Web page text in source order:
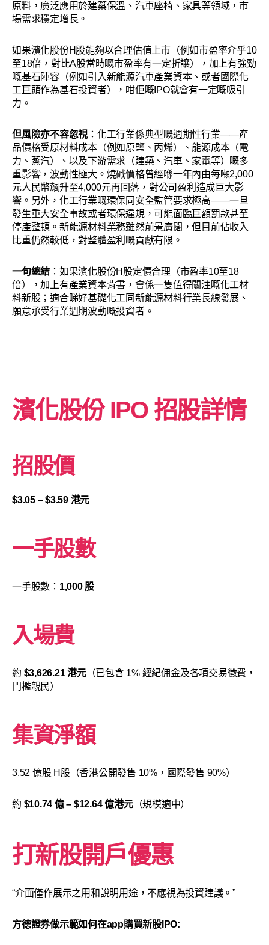
原料，廣泛應用於建築保溫、汽車座椅、家具等領域，市
場需求穩定增長。
如果濱化股份H股能夠以合理估值上市（例如市盈率介乎10
至18倍，對比A股當時嘅市盈率有一定折讓），加上有強勁
嘅基石陣容（例如引入新能源汽車產業資本、或者國際化
工巨頭作為基石投資者），咁佢嘅IPO就會有一定嘅吸引
力。
但風險亦不容忽視 ：化工行業係典型嘅週期性行業——產
品價格受原材料成本（例如原鹽、丙烯）、能源成本（電
力、蒸汽）、以及下游需求（建築、汽車、家電等）嘅多
重影響，波動性極大。燒碱價格曾經喺一年內由每噸2,000
元人民幣飆升至4,000元再回落，對公司盈利造成巨大影
響。另外，化工行業嘅環保同安全監管要求極高——一旦
發生重大安全事故或者環保違規，可能面臨巨額罰款甚至
停產整頓。新能源材料業務雖然前景廣闊，但目前佔收入
比重仍然較低，對整體盈利嘅貢獻有限。
一句總結 ：如果濱化股份H股定價合理（市盈率10至18
倍），加上有產業資本背書，會係一隻值得關注嘅化工材
料新股；適合睇好基礎化工同新能源材料行業長線發展、
願意承受行業週期波動嘅投資者。
濱化股份IPO 招股詳情
招股價
$3.05 – $3.59 港元
一手股數
一手股數： 1,000 股
入場費
約 $3,626.21 港元（已包含 1% 經紀佣金及各項交易徵費，
門檻親民）
集資淨額
3.52 億股 H股（香港公開發售 10%，國際發售 90%）
約 $10.74 億 – $12.64 億港元（規模適中）
打新股開戶優惠
“介面僅作展示之用和說明用途，不應視為投資建議。”
方德證券做示範如何在app購買新股IPO: